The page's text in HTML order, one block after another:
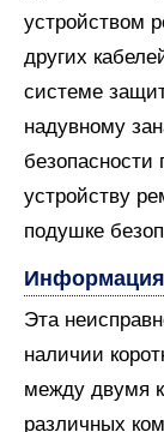
устройством
других
системе
надувному
устройству
подушке
Эта
наличии
между двумя
различных